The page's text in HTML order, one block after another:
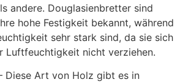
andere. Douglasienbretter sind
hohe Festigkeit bekannt, während
sehr stark sind, da sie sich
Luftfeuchtigkeit nicht verziehen.
Diese Art von Holz gibt es in